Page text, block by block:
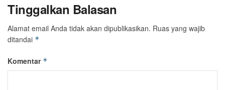
Tinggalkan Balasan
Alamat email Anda tidak akan dipublikasikan. Ruas yang wajib
ditandai *
Komentar *